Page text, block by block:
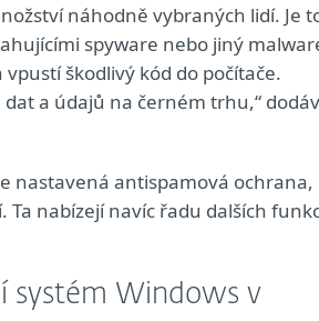
náhodně vybraných lidí. Je
spyware nebo jiný
škodlivý kód do počítače.
a údajů na černém trhu,“
nastavená antispamová ochrana,
nabízejí navíc řadu dalších
systém Windows v